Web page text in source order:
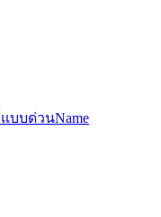
แบบด่วนName